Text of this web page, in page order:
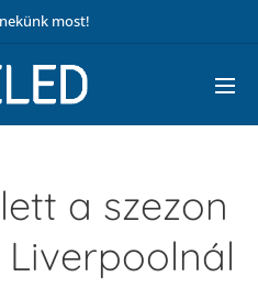
most!
a szezon